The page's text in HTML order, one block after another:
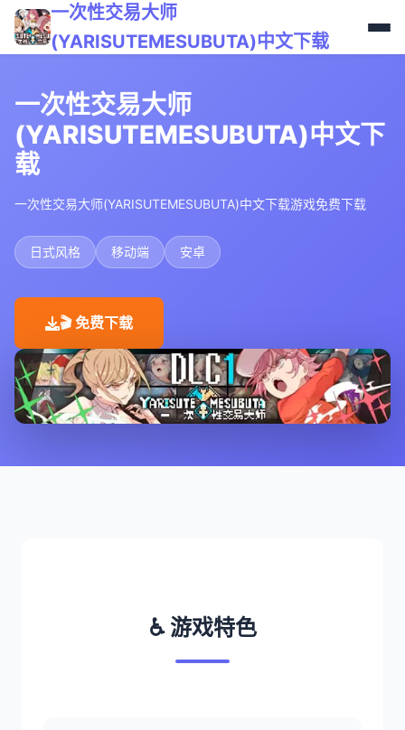
一次性交易大师
(YARISUTEMESUBUTA)中文下载
一次性交易大师
(YARISUTEMESUBUTA)中文下
载
一次性交易大师(YARISUTEMESUBUTA)中文下载游戏免费下载
日式风格 移动端 安卓
🎬 免费下载
♿ 游戏特色